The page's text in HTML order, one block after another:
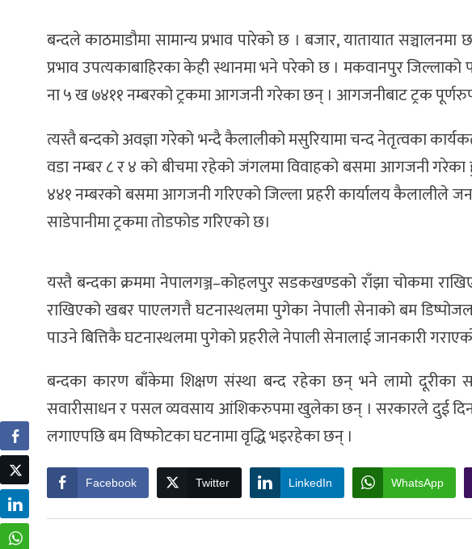
बन्दले काठमाडौमा सामान्य प्रभाव पारेको छ । बजार, यातायात
प्रभाव उपत्यकाबाहिरका केही स्थानमा भने परेको छ । मकवानपुर
ना ५ ख ७४११ नम्बरको ट्रकमा आगजनी गरेका छन् । आगजनीबाट ट्रक
त्यस्तै बन्दको अवज्ञा गरेको भन्दै कैलालीको मसुरियामा चन्द नेतृत्वका
वडा नम्बर ८ र ४ को बीचमा रहेको जंगलमा विवाहको बसमा आगजनी
४४१ नम्बरको बसमा आगजनी गरिएको जिल्ला प्रहरी कार्यालय कैलालीले
साडेपानीमा ट्रकमा तोडफोड गरिएको छ।
यस्तै बन्दका क्रममा नेपालगञ्ज–कोहलपुर सडकखण्डको राँझा चोकमा
राखिएको खबर पाएलगत्तै घटनास्थलमा पुगेका नेपाली सेनाको बम
पाउने बित्तिकै घटनास्थलमा पुगेको प्रहरीले नेपाली सेनालाई जानकारी
बन्दका कारण बाँकेमा शिक्षण संस्था बन्द रहेका छन् भने लामो दूरीका
सवारीसाधन र पसल व्यवसाय आंशिकरुपमा खुलेका छन् । सरकारले दुई
लगाएपछि बम विष्फोटका घटनामा वृद्धि भइरहेका छन् ।
Facebook Twitter LinkedIn WhatsApp